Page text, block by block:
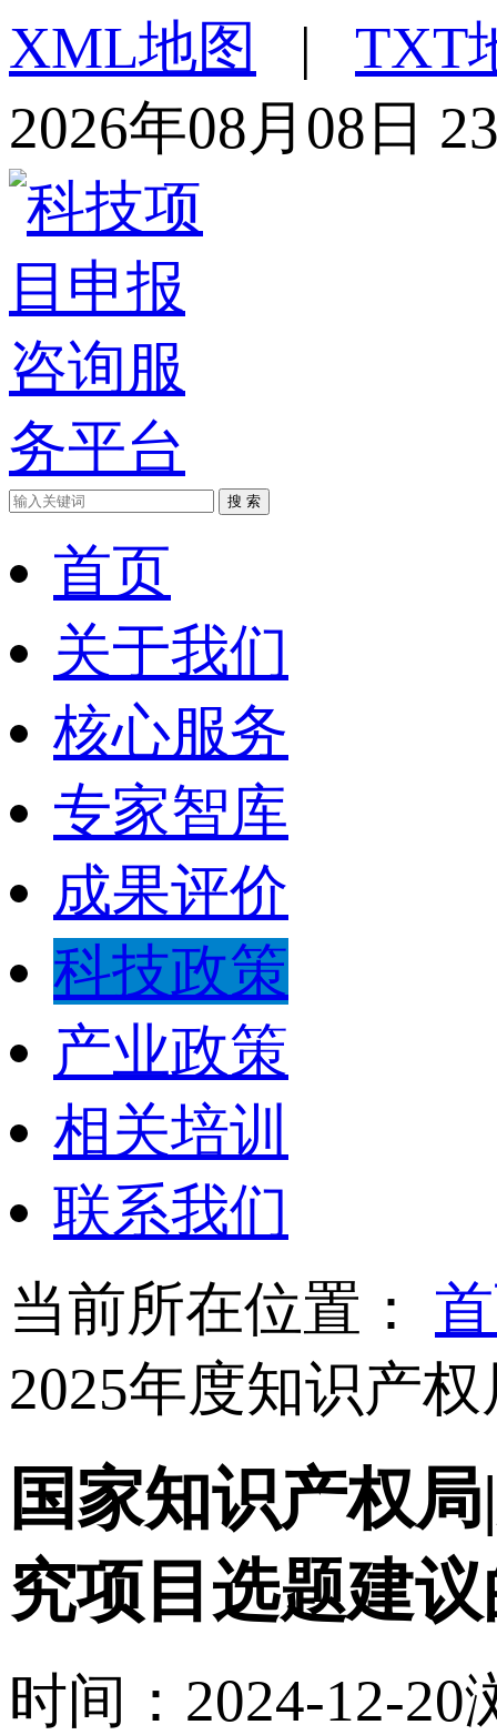
XML地图 | TXT
2026年08月08日
搜 索
首页
关于我们
核心服务
专家智库
成果评价
科技政策
产业政策
相关培训
联系我们
当前所在位置：
2025年度知识产
国家知识产权
究项目选题建
时间：2024-12-20